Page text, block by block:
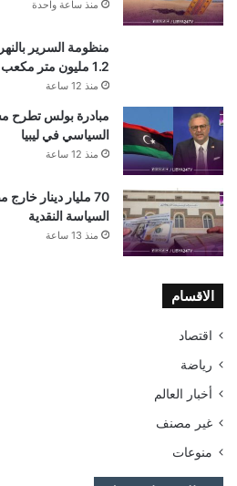
منذ ساعة واحدة
منظومة السرير
1.2 مليون متر مكعب يوميًا
منذ 12 ساعة
مبادرة بولس تطرح
السياسي في ليبيا
منذ 12 ساعة
70 مليار دينار
السياسة النقدية
منذ 13 ساعة
الاقسام
اقتصاد
رياضة
أخبار العالم
غير مصنف
منوعات